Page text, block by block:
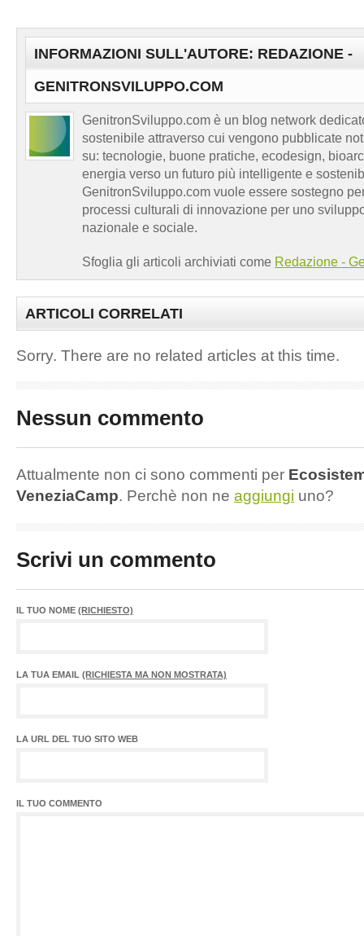
INFORMAZIONI SULL'AUTORE: REDAZIONE -
GENITRONSVILUPPO.COM
GenitronSviluppo.com è un blog network
sostenibile attraverso cui vengono pubblicate
su: tecnologie, buone pratiche, ecodesign,
energia verso un futuro più intelligente e
GenitronSviluppo.com vuole essere sostegno
processi culturali di innovazione per uno
nazionale e sociale.
Sfoglia gli articoli archiviati come Redazione -
ARTICOLI CORRELATI
Sorry. There are no related articles at this time.
Nessun commento
Attualmente non ci sono commenti per
VeneziaCamp. Perchè non ne aggiungi uno?
Scrivi un commento
IL TUO NOME (RICHIESTO)
LA TUA EMAIL (RICHIESTA MA NON MOSTRATA)
LA URL DEL TUO SITO WEB
IL TUO COMMENTO